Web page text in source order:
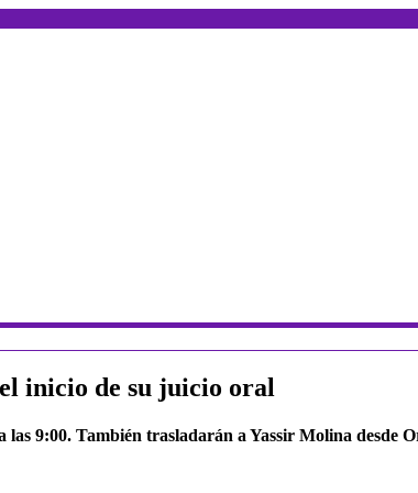
inicio de su juicio oral
las 9:00. También trasladarán a Yassir Molina desde